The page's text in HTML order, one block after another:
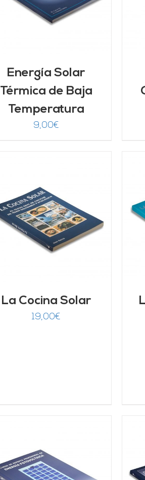
Energía Solar
Térmica de Baja
Temperatura
9,00€
La Cocina Solar
19,00€
AÑADIR AL CARRITO
/
DETALLES
AÑADIR AL CARRITO
/